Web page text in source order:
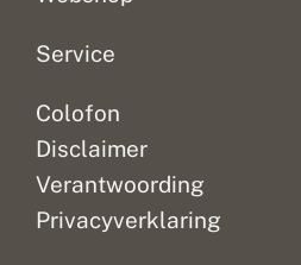
Service
Colofon
Disclaimer
Verantwoording
Privacyverklaring